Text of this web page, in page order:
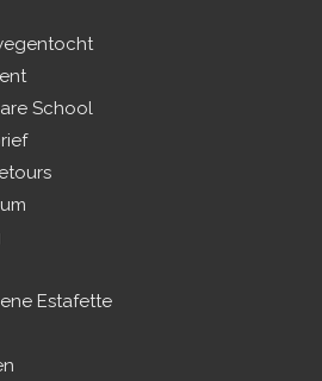
School
Estafette